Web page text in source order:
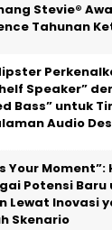
Stevie®
Tahunan
Speaker”
Bass” untuk
Audio
Your
Potensi
Lewat Inovasi
Skenario